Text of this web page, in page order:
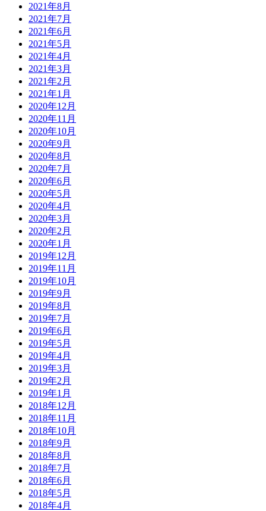
2021年8月
2021年7月
2021年6月
2021年5月
2021年4月
2021年3月
2021年2月
2021年1月
2020年12月
2020年11月
2020年10月
2020年9月
2020年8月
2020年7月
2020年6月
2020年5月
2020年4月
2020年3月
2020年2月
2020年1月
2019年12月
2019年11月
2019年10月
2019年9月
2019年8月
2019年7月
2019年6月
2019年5月
2019年4月
2019年3月
2019年2月
2019年1月
2018年12月
2018年11月
2018年10月
2018年9月
2018年8月
2018年7月
2018年6月
2018年5月
2018年4月